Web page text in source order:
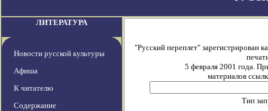
ЛИТЕРАТУРА
Новости русской культуры
Афиша
К читателю
Содержание
"Русский переплет" зарегистрирован
5 февраля 2001 года.
материалов
Тип